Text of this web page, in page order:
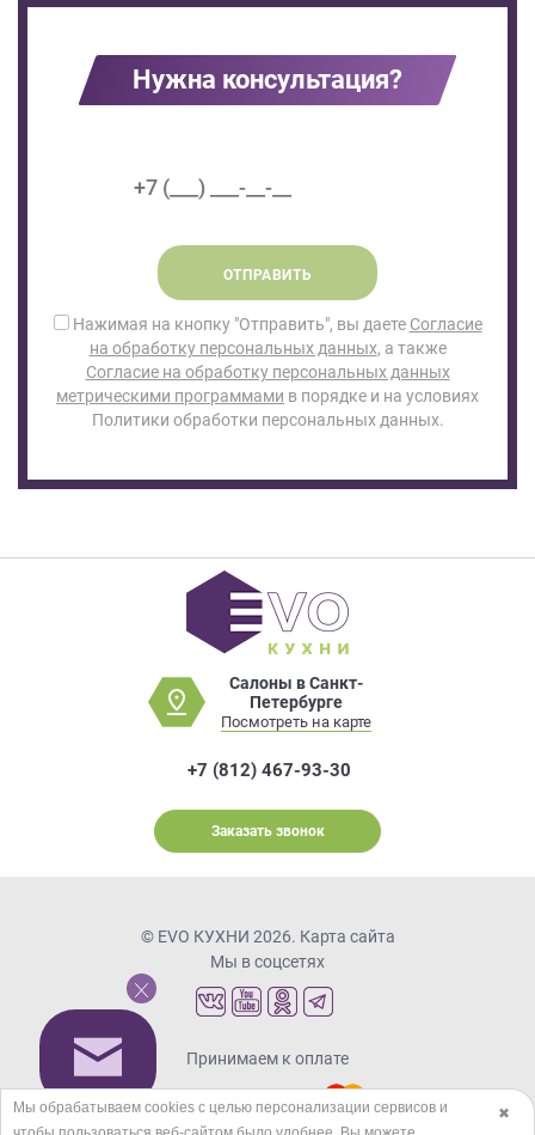
Нужна консультация?
ОТПРАВИТЬ
Нажимая на кнопку "Отправить", вы даете Согласие
на обработку персональных данных, а также
Согласие на обработку персональных данных
метрическими программами в порядке и на условиях
Политики обработки персональных данных.
Салоны в Санкт-
Петербурге
Посмотреть на карте
+7 (812) 467-93-30
Заказать звонок
© EVO КУХНИ 2026. Карта сайта
Мы в соцсетях
Принимаем к оплате
✖
Мы обрабатываем cookies с целью персонализации сервисов и